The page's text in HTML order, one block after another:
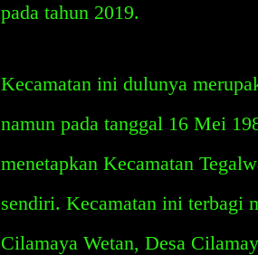
pada tahun 2019.
Kecamatan ini dulunya
namun pada tanggal 16 Mei
menetapkan Kecamatan
sendiri. Kecamatan ini terbagi
Cilamaya Wetan, Desa